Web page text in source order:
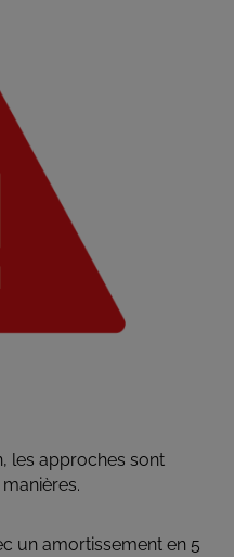
les approches sont
un amortissement en 5